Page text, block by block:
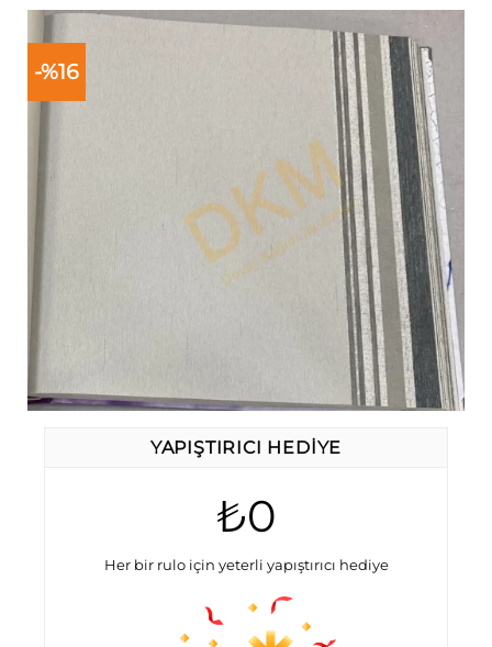
-%16
YAPIŞTIRICI HEDIYE
₺0
Her bir rulo için yeterli yapıştırıcı hediye